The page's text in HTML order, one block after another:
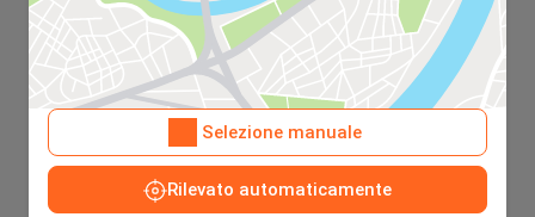
Selezione manuale
Rilevato automaticamente